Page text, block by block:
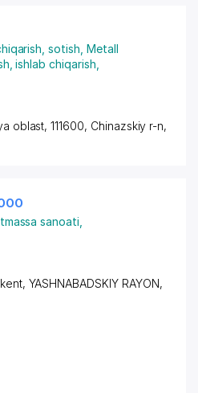
sotish Metall
ishlab chiqarish,
oblast, 111600, Chinazskiy r-n,
sanoati
YASHNABADSKIY RAYON,